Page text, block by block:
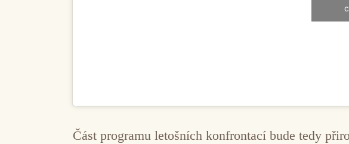
Část programu letošních konfrontací bude tedy